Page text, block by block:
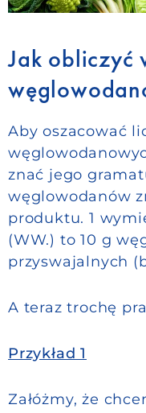
Jak obliczyć
Aby oszacować
znać jego
węglowodanów
produktu. 1
(WW.) to 10 g
przyswajalnych
A teraz trochę
Przykład 1
Załóżmy, że